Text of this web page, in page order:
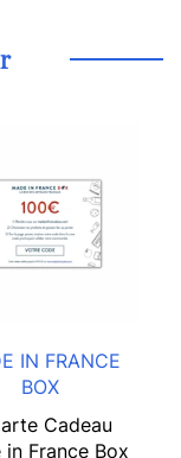
IN FRANCE
BOX
Cadeau
in France Box